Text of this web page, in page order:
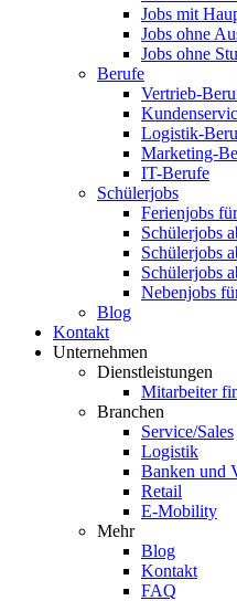
Jobs mit
Jobs ohne
Jobs ohne
Berufe
Vertrieb-
Logistik-
Marketing-
IT-Berufe
Schülerjobs
Ferienjobs
Schülerjobs
Schülerjobs
Schülerjobs
Nebenjobs
Blog
Kontakt
Unternehmen
Dienstleistungen
Mitarbeiter
Branchen
Service/Sales
Logistik
Banken und
Retail
E-Mobility
Mehr
Blog
Kontakt
FAQ